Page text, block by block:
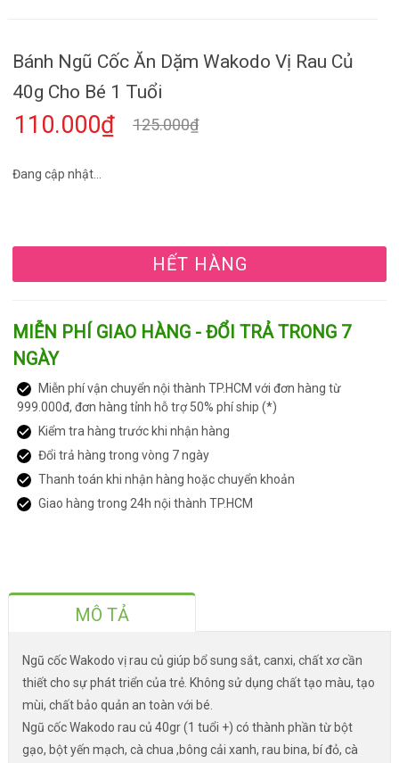
Bánh Ngũ Cốc Ăn Dặm Wakodo Vị Rau Củ
40g Cho Bé 1 Tuổi
110.000₫ 125.000₫
Đang cập nhật...
HẾT HÀNG
MIỄN PHÍ GIAO HÀNG - ĐỔI TRẢ TRONG 7
NGÀY
Miễn phí vận chuyển nội thành TP.HCM với đơn hàng từ
999.000đ, đơn hàng tỉnh hỗ trợ 50% phí ship (*)
Kiểm tra hàng trước khi nhận hàng
Đổi trả hàng trong vòng 7 ngày
Thanh toán khi nhận hàng hoặc chuyển khoản
Giao hàng trong 24h nội thành TP.HCM
MÔ TẢ
Ngũ cốc Wakodo vị rau củ giúp bổ sung sắt, canxi, chất xơ cần
thiết cho sự phát triển của trẻ. Không sử dụng chất tạo màu, tạo
mùi, chất bảo quản an toàn với bé.
Ngũ cốc Wakodo rau củ 40gr (1 tuổi +) có thành phần từ bột
gạo, bột yến mạch, cà chua ,bông cải xanh, rau bina, bí đỏ, cà